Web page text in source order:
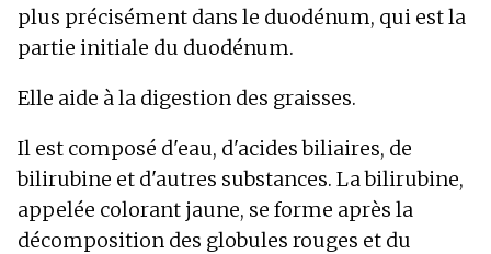
plus précisément dans le duodénum, qui est la
partie initiale du duodénum.
Elle aide à la digestion des graisses.
Il est composé d'eau, d'acides biliaires, de
bilirubine et d'autres substances. La bilirubine,
appelée colorant jaune, se forme après la
décomposition des globules rouges et du